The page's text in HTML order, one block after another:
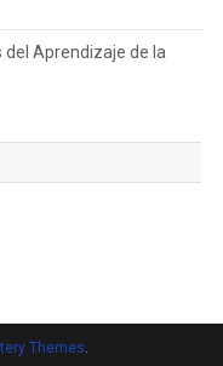
del Aprendizaje de la
Themes